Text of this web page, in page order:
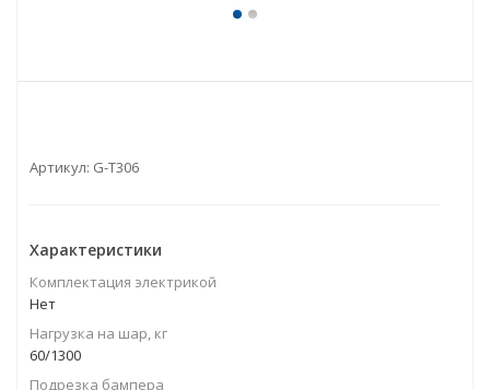
Артикул: G-T306
Характеристики
Комплектация электрикой
Нет
Нагрузка на шар, кг
60/1300
Подрезка бампера